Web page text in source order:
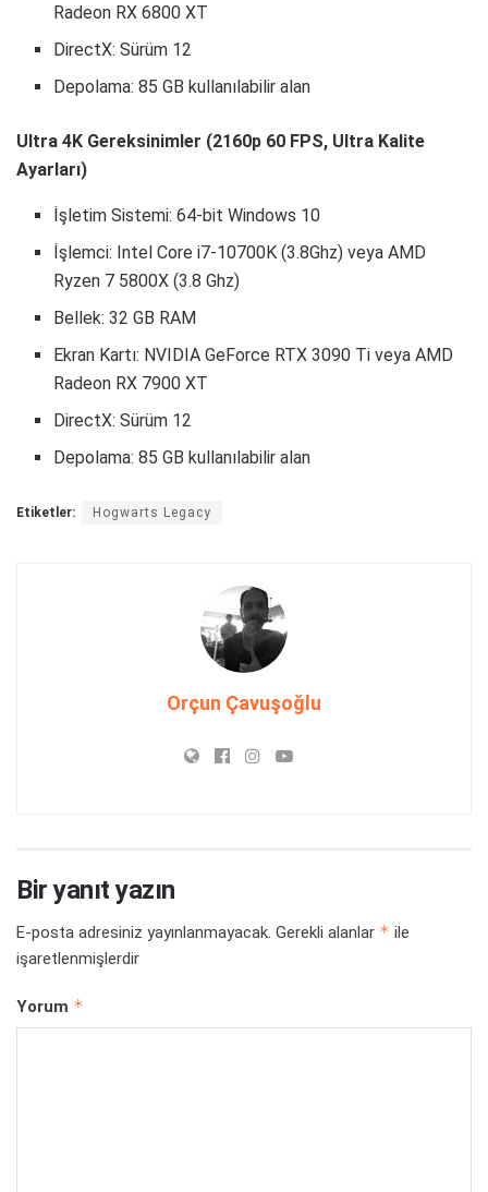
Radeon RX 6800 XT
DirectX: Sürüm 12
Depolama: 85 GB kullanılabilir alan
Ultra 4K Gereksinimler (2160p 60 FPS, Ultra Kalite
Ayarları)
İşletim Sistemi: 64-bit Windows 10
İşlemci: Intel Core i7-10700K (3.8Ghz) veya AMD
Ryzen 7 5800X (3.8 Ghz)
Bellek: 32 GB RAM
Ekran Kartı: NVIDIA GeForce RTX 3090 Ti veya AMD
Radeon RX 7900 XT
DirectX: Sürüm 12
Depolama: 85 GB kullanılabilir alan
Etiketler: Hogwarts Legacy
Orçun Çavuşoğlu
Bir yanıt yazın
E-posta adresiniz yayınlanmayacak. Gerekli alanlar * ile
işaretlenmişlerdir
Yorum *